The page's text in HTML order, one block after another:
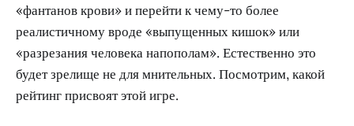
«фантанов крови» и перейти к чему-то более
реалистичному вроде «выпущенных кишок» или
«разрезания человека напополам». Естественно это
будет зрелище не для мнительных. Посмотрим, какой
рейтинг присвоят этой игре.